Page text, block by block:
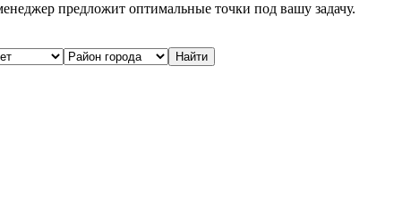
предложит оптимальные точки под вашу задачу.
Найти